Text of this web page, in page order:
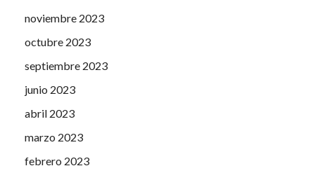
noviembre 2023
octubre 2023
septiembre 2023
junio 2023
abril 2023
marzo 2023
febrero 2023